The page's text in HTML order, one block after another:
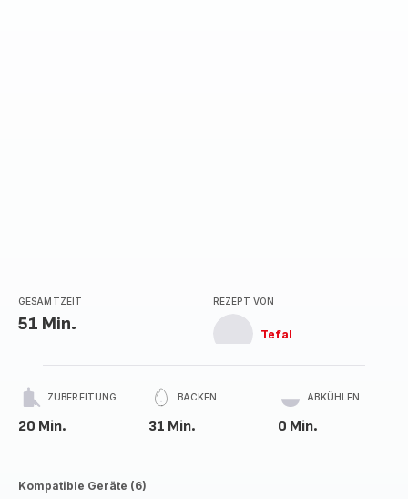
GESAMTZEIT
51 Min.
REZEPT VON
Tefal
ZUBEREITUNG
20 Min.
BACKEN
31 Min.
ABKÜHLEN
0 Min.
Kompatible Geräte (6)